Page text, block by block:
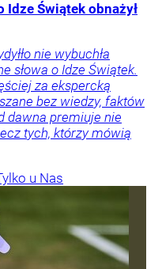
Idze Świątek obnażył
nie wybuchła
słowa o Idze Świątek.
za ekspercką
bez wiedzy, faktów
dawna premiuje nie
tych, którzy mówią
u Nas